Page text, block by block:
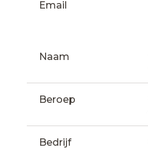
Email
Naam
Beroep
Bedrijf